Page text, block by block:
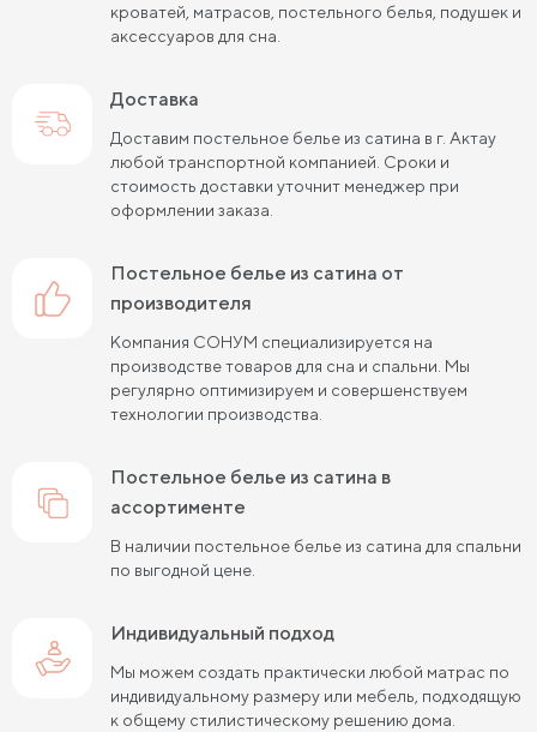
кроватей, матрасов, постельного белья, подушек и
аксессуаров для сна.
Доставка
Доставим постельное белье из сатина в г. Актау
любой транспортной компанией. Сроки и
стоимость доставки уточнит менеджер при
оформлении заказа.
постельное белье из сатина от
производителя
Компания СОНУМ специализируется на
производстве товаров для сна и спальни. Мы
регулярно оптимизируем и совершенствуем
технологии производства.
постельное белье из сатина в
ассортименте
В наличии постельное белье из сатина для спальни
по выгодной цене.
Индивидуальный подход
Мы можем создать практически любой матрас по
индивидуальному размеру или мебель, подходящую
к общему стилистическому решению дома.